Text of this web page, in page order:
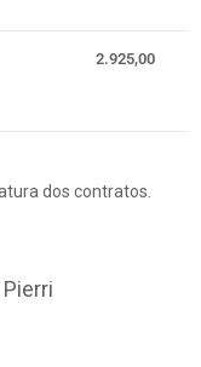
2.925,00
dos contratos.